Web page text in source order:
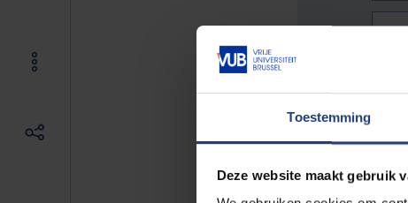
Toestemming
Deze website maakt gebruik